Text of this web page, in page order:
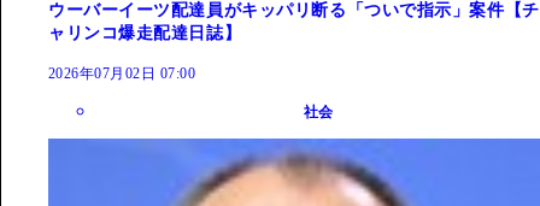
ウーバーイーツ配達員がキッパリ断る「ついで指示」案件【チ
ャリンコ爆走配達日誌】
2026年07月02日 07:00
社会